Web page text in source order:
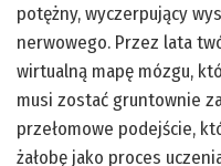
potężny, wyczerpujący
nerwowego. Przez lata
wirtualną mapę mózgu,
musi zostać gruntownie
przełomowe podejście,
żałobę jako proces